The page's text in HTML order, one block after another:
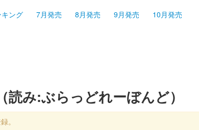
ング 7月発売 8月発売 9月発売 10月発売
（読み:ぶらっどれーぼんど）
。